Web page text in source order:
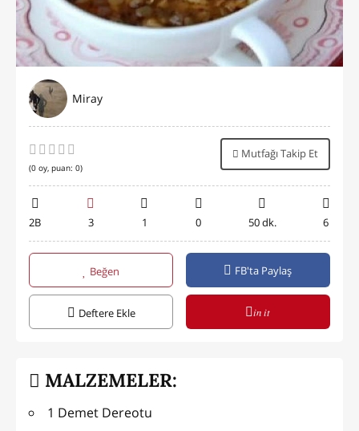
Miray
(0 oy, puan: 0)
Mutfağı Takip Et
2B 3 1 0 50 dk. 6
Beğen FB'ta Paylaş
Deftere Ekle in it
MALZEMELER:
1 Demet Dereotu